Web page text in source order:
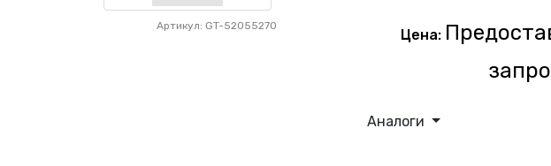
Артикул: GT-52055270
Цена:
Аналоги